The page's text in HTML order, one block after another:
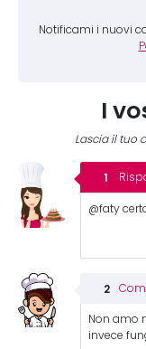
Notificami i nuovi
I
Lascia il tuo
@faty
Non amo
invece